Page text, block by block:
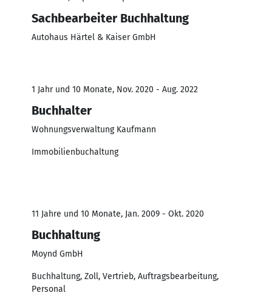
Sachbearbeiter Buchhaltung
Autohaus Härtel & Kaiser GmbH
1 Jahr und 10 Monate, Nov. 2020 - Aug. 2022
Buchhalter
Wohnungsverwaltung Kaufmann
Immobilienbuchaltung
11 Jahre und 10 Monate, Jan. 2009 - Okt. 2020
Buchhaltung
Moynd GmbH
Buchhaltung, Zoll, Vertrieb, Auftragsbearbeitung,
Personal